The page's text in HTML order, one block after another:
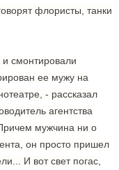
флористы, танки
смонтировали
ее мужу на
- рассказал
агентства
мужчина ни о
он просто пришел
И вот свет погас,